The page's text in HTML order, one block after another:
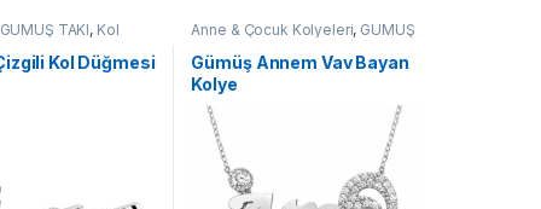
GÜMÜŞ TAKI, Kol
Kol Düğmesi
Anne & Çocuk Kolyeleri, GÜMÜŞ
Kadın Kolyeleri Kolye
Gümüş Annem Vav Bayan
Kolye